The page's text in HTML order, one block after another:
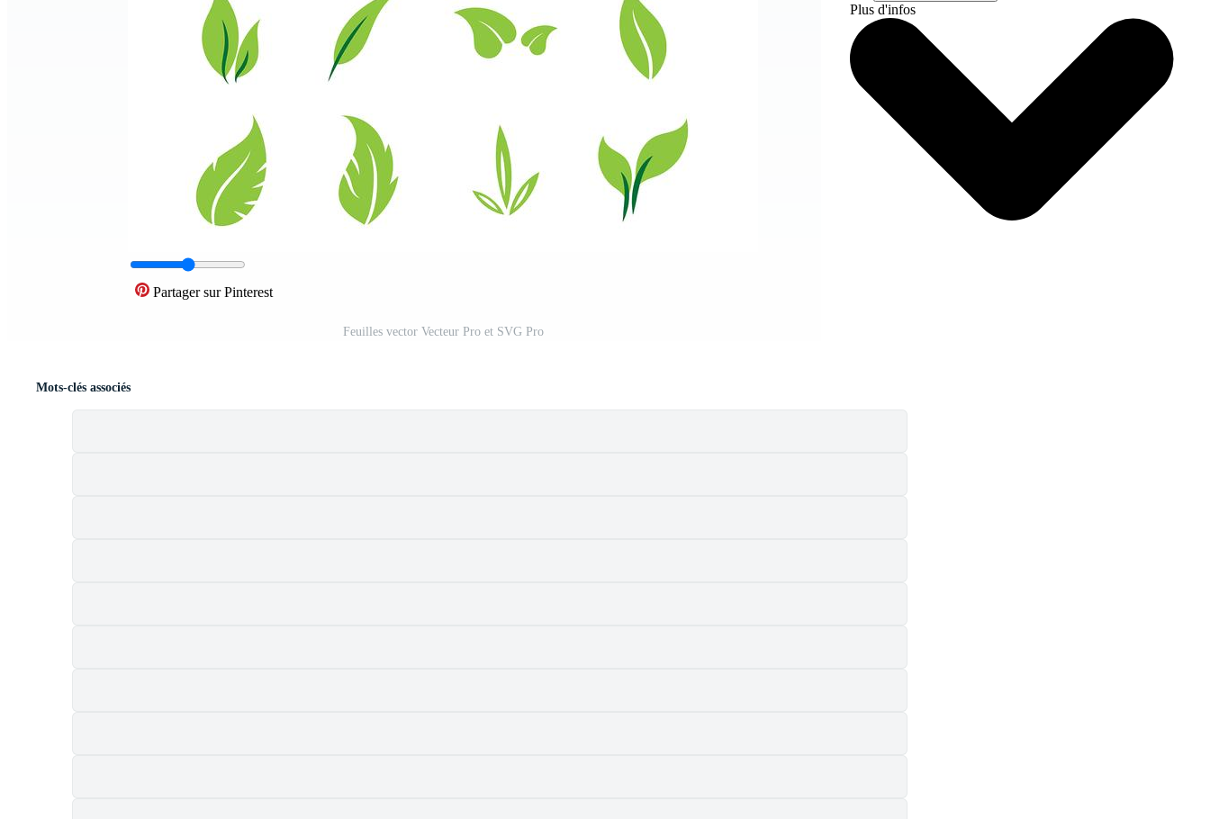
Partager sur Pinterest
Feuilles vector Vecteur Pro et SVG Pro
Plus d'infos
Mots-clés associés